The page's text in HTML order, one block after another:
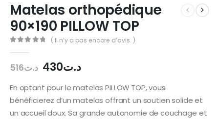
Matelas orthopédique
90×190 PILLOW TOP
( Il n’y a pas encore d’avis. )
د.ت516 د.ت430
En optant pour le matelas PILLOW TOP, vous
bénéficierez d’un matelas offrant un soutien solide et
un accueil doux. Sa grande autonomie de couchage et